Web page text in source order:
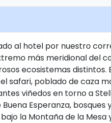
al hotel por nuestro
más meridional del
ecosistemas distintos.
safari, poblado de caza
viñedos en torno a
Esperanza, bosques
la Montaña de la